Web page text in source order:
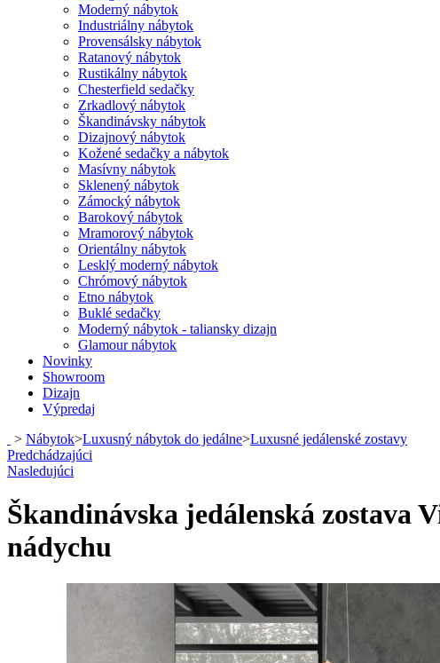
Moderný nábytok
Industriálny nábytok
Provensálsky nábytok
Ratanový nábytok
Rustikálny nábytok
Chesterfield sedačky
Zrkadlový nábytok
Škandinávsky nábytok
Dizajnový nábytok
Kožené sedačky a nábytok
Masívny nábytok
Sklenený nábytok
Zámocký nábytok
Barokový nábytok
Mramorový nábytok
Orientálny nábytok
Lesklý moderný nábytok
Chrómový nábytok
Etno nábytok
Buklé sedačky
Moderný nábytok - taliansky dizajn
Glamour nábytok
Novinky
Showroom
Dizajn
Výpredaj
> Nábytok>Luxusný nábytok do jedálne>Luxusné jedálenské zostavy
Predchádzajúci
Nasledujúci
Škandinávska jedálenská zostava
nádychu